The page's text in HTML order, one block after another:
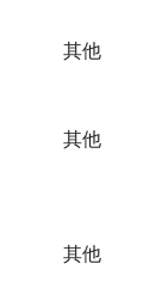
其他
其他
其他